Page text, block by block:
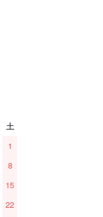
土
1
8
15
22